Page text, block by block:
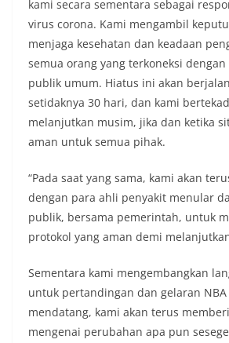
kami secara sementara sebagai
virus corona. Kami mengambil
menjaga kesehatan dan keadaan
semua orang yang terkoneksi
publik umum. Hiatus ini akan
setidaknya 30 hari, dan kami
melanjutkan musim, jika dan ketika
aman untuk semua pihak.
“Pada saat yang sama, kami akan
dengan para ahli penyakit menular
publik, bersama pemerintah, untuk
protokol yang aman demi
Sementara kami mengembangkan
untuk pertandingan dan gelaran NBA
mendatang, kami akan terus
mengenai perubahan apa pun